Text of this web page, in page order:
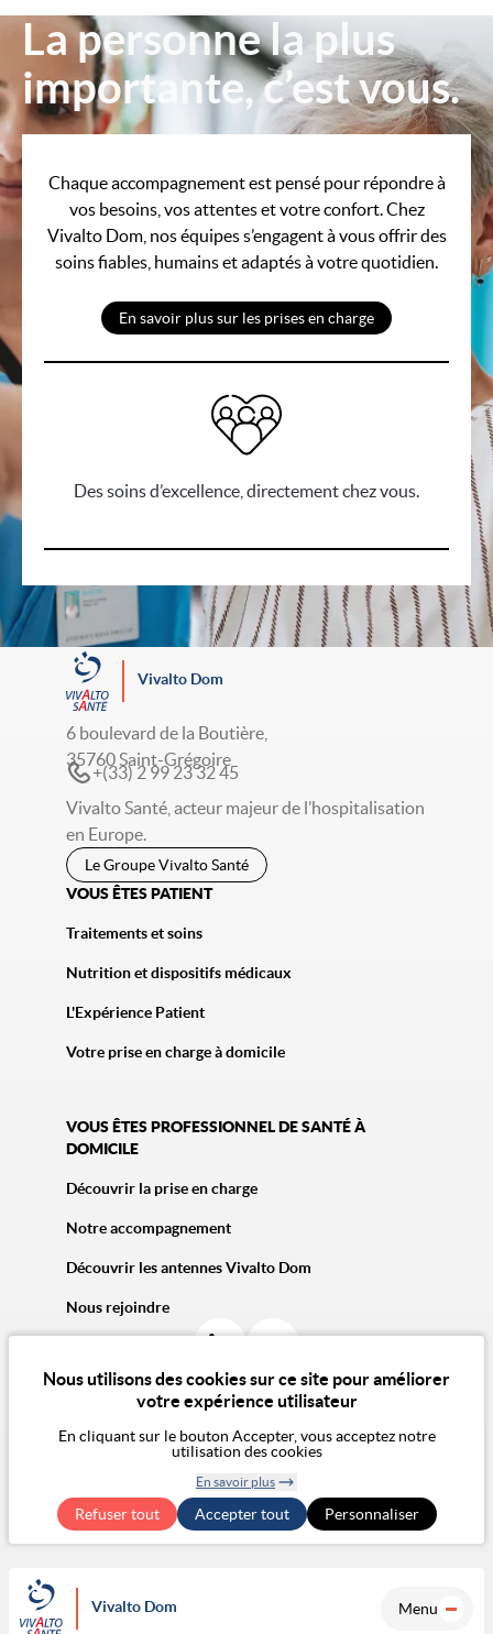
Nous utilisons des cookies sur ce site pour améliorer
votre expérience utilisateur
En cliquant sur le bouton Accepter, vous acceptez notre
utilisation des cookies
En savoir plus
Refuser tout Accepter tout
Retirer le
consentementPersonnaliser
Vivalto Dom Menu
ImageLa personne la plus
importante, c’est vous.
Chaque accompagnement est pensé pour répondre à
vos besoins, vos attentes et votre confort. Chez
Vivalto Dom, nos équipes s’engagent à vous offrir des
soins fiables, humains et adaptés à votre quotidien.
En savoir plus sur les prises en charge
Des soins d’excellence, directement chez vous.
Vivalto Dom
6 boulevard de la Boutière,
35760 Saint-Grégoire
+(33) 2 99 23 32 45
Vivalto Santé, acteur majeur de l’hospitalisation
en Europe.
Le Groupe Vivalto Santé
VOUS ÊTES PATIENT
Traitements et soins
Nutrition et dispositifs médicaux
L'Expérience Patient
Votre prise en charge à domicile
VOUS ÊTES PROFESSIONNEL DE SANTÉ À
DOMICILE
Découvrir la prise en charge
Notre accompagnement
Découvrir les antennes Vivalto Dom
Nous rejoindre
© 2026 Vivalto Santé
Notre vision de l'éthiqueExercer mes droits RGPD
Accessibilité Numérique : non conforme